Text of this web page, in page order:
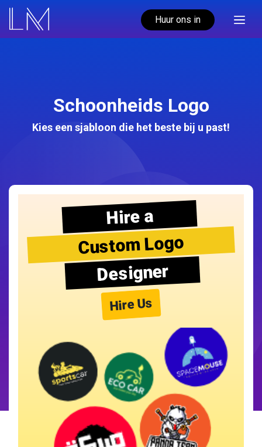
Huur ons in
Schoonheids Logo
Kies een sjabloon die het beste bij u past!
Hire a
Custom Logo
Designer
Hire Us